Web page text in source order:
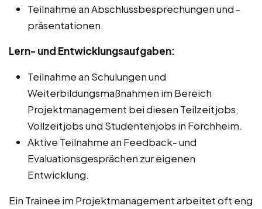
Teilnahme an Abschlussbesprechungen und -
präsentationen.
Lern- und Entwicklungsaufgaben:
Teilnahme an Schulungen und
Weiterbildungsmaßnahmen im Bereich
Projektmanagement bei diesen Teilzeitjobs,
Vollzeitjobs und Studentenjobs in Forchheim.
Aktive Teilnahme an Feedback- und
Evaluationsgesprächen zur eigenen
Entwicklung.
Ein Trainee im Projektmanagement arbeitet oft eng